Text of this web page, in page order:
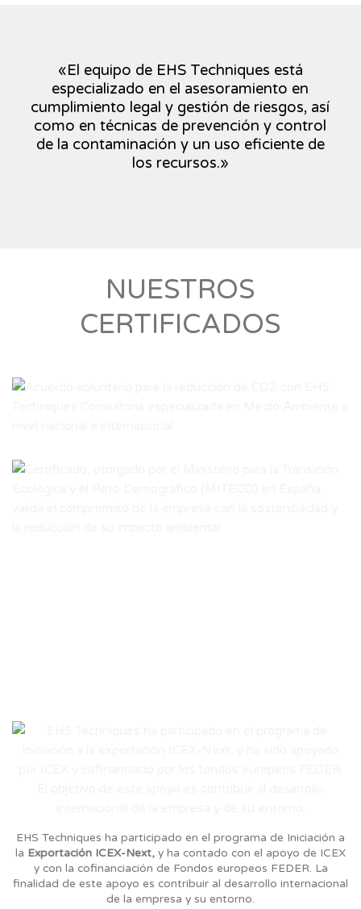
«El equipo de EHS Techniques está
especializado en el asesoramiento en
cumplimiento legal y gestión de riesgos, así
como en técnicas de prevención y control
de la contaminación y un uso eficiente de
los recursos.»
NUESTROS
CERTIFICADOS
EHS Techniques ha participado en el programa de Iniciación a
la Exportación ICEX-Next, y ha contado con el apoyo de ICEX
y con la cofinanciación de Fondos europeos FEDER. La
finalidad de este apoyo es contribuir al desarrollo internacional
de la empresa y su entorno.